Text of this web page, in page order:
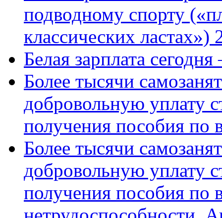
подводному спорту
классических ластах»)
Белая зарплата
Более тысячи
добровольную уплату
получения пособия по
Более тысячи
добровольную уплату
получения пособия по